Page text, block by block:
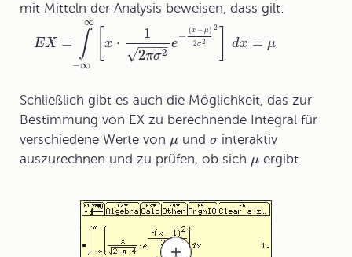
mit Mitteln der Analysis beweisen, dass gilt:
EX = ∫
−∞
∞
[x ⋅
1
2πσ2
− −
−−
√
e
− (x − μ)
2σ2
2
dx = μ
Schließlich gibt es auch die Möglichkeit, das zur
Bestimmung von EX zu berechnende Integral für
verschiedene Werte von μ undσinteraktiv
auszurechnen und zu prüfen, ob sich μ ergibt.